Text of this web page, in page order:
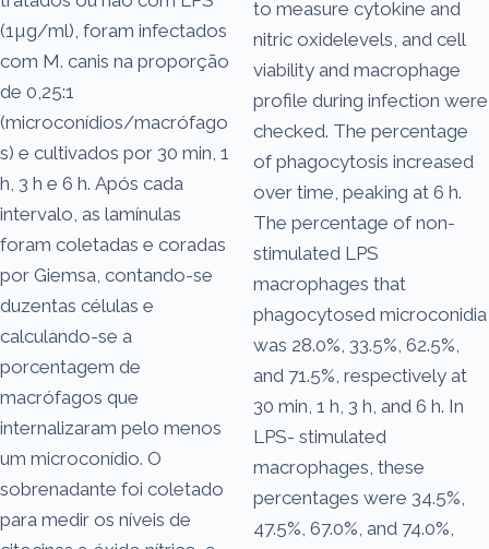
(1µg/ml), foram infectados
com M. canis na proporção
de 0,25:1
(microconídios/macrófago
s) e cultivados por 30 min, 1
h, 3 h e 6 h. Após cada
intervalo, as lamínulas
foram coletadas e coradas
por Giemsa, contando-se
duzentas células e
calculando-se a
porcentagem de
macrófagos que
internalizaram pelo menos
um microconídio. O
sobrenadante foi coletado
para medir os níveis de
to measure cytokine and
nitric oxidelevels, and cell
viability and macrophage
profile during infection were
checked. The percentage
of phagocytosis increased
over time, peaking at 6 h.
The percentage of non-
stimulated LPS
macrophages that
phagocytosed microconidia
was 28.0%, 33.5%, 62.5%,
and 71.5%, respectively at
30 min, 1 h, 3 h, and 6 h. In
LPS- stimulated
macrophages, these
percentages were 34.5%,
47.5%, 67.0%, and 74.0%,